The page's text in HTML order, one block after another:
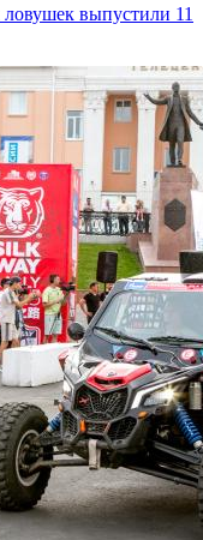
выпустили 11